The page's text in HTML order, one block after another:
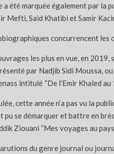
été marquée également par la
Mefti, Said Khatibi et Samir
concurrencent
les plus en vue, en
par Nadjib Sidi Moussa,
intitulé “De l’Emir Khaled au
cette année n’a pas vu la
se démarquer et battre en
Ziouani “Mes voyages au
du genre journal ou